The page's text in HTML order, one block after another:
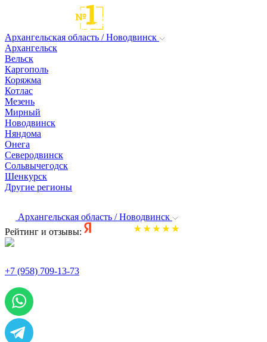
Архангельская область / Новодвинск
Архангельск
Вельск
Каргополь
Коряжма
Котлас
Мезень
Мирный
Новодвинск
Няндома
Онега
Северодвинск
Сольвычегодск
Шенкурск
Другие регионы
Архангельская область / Новодвинск
Рейтинг и отзывы:
+7 (958) 709-13-73